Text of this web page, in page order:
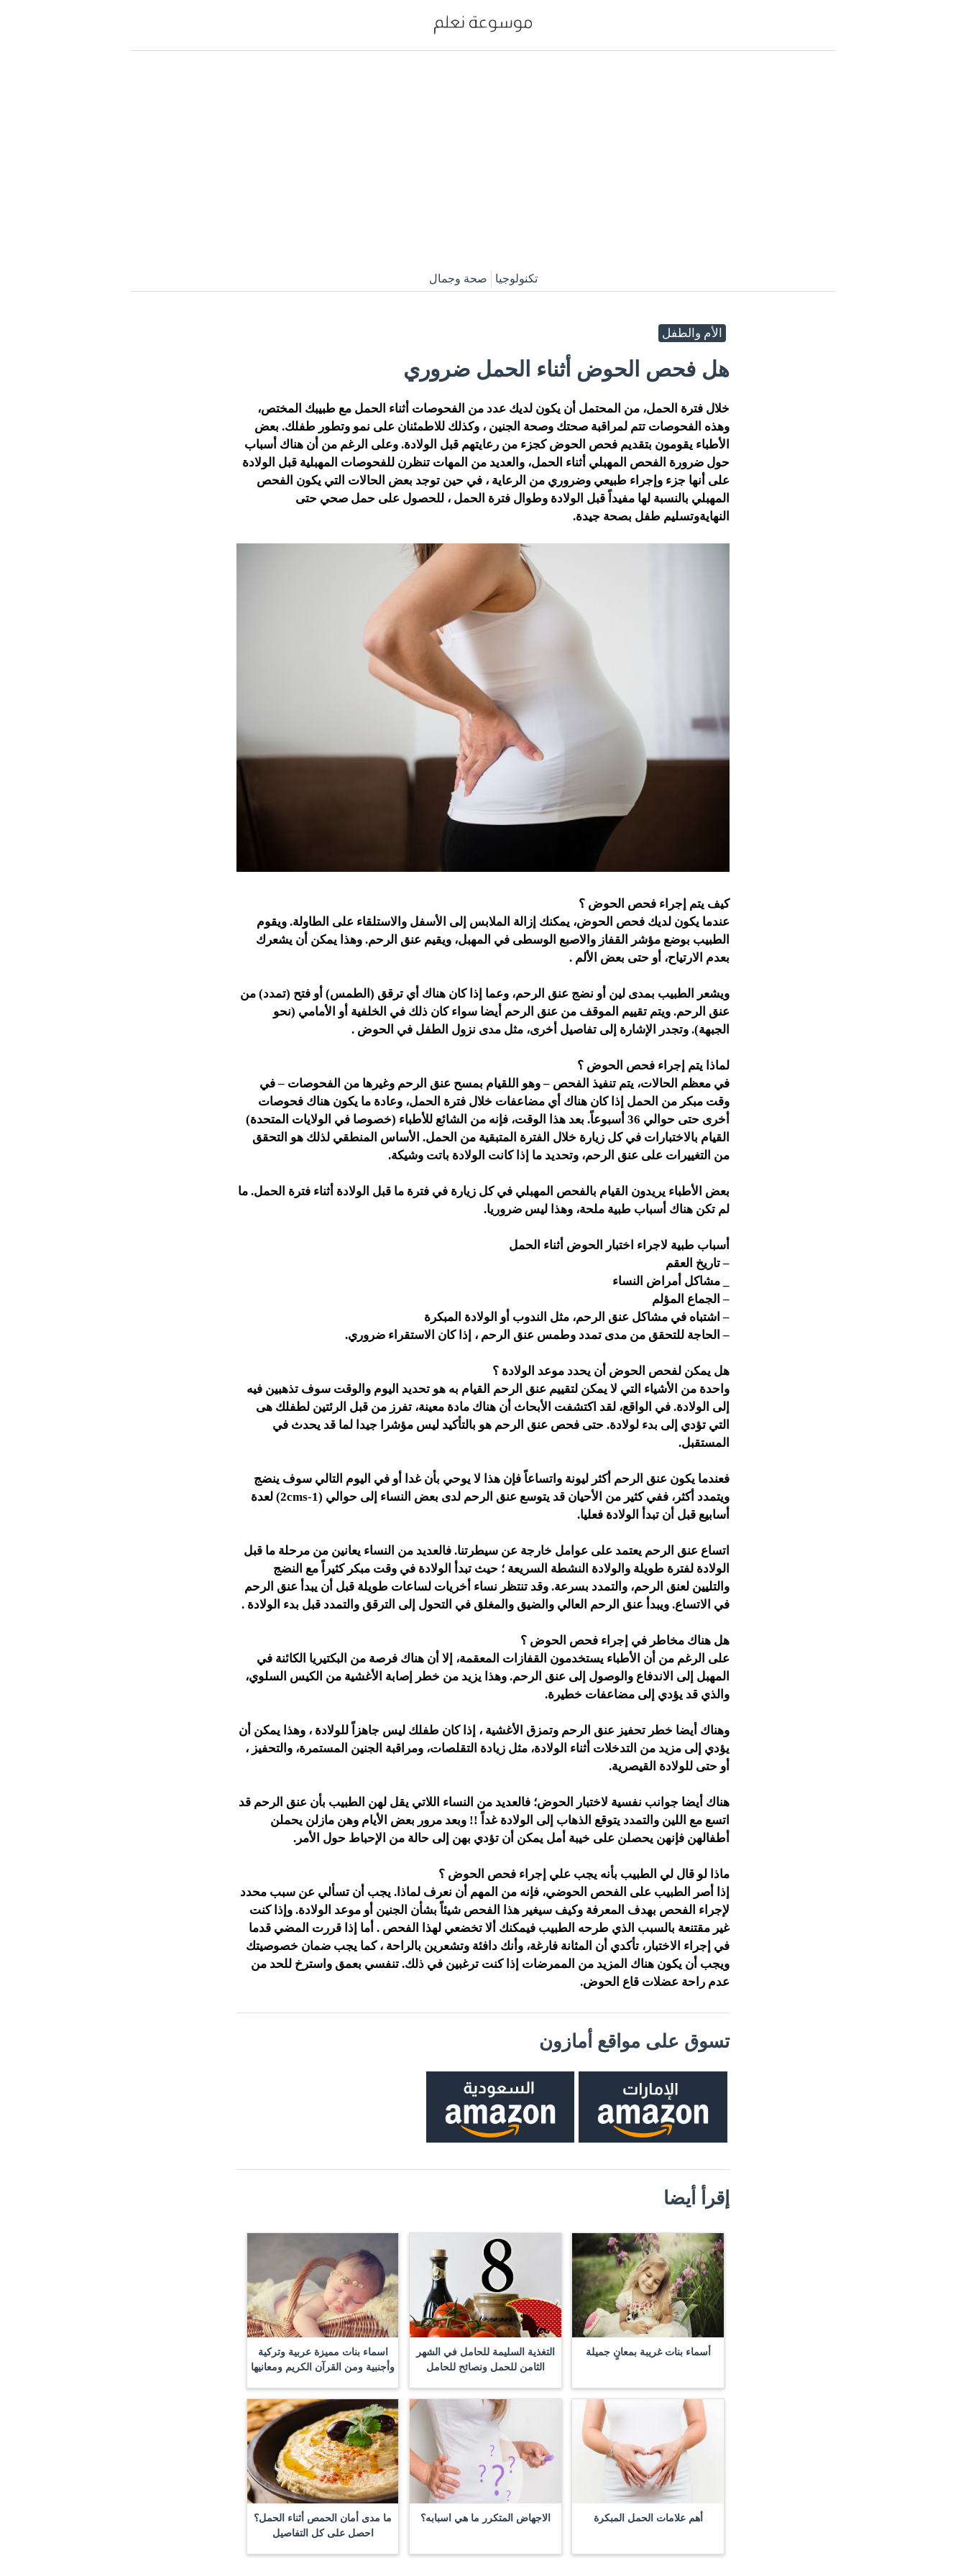
تكنولوجيا صحة وجمال
الأم والطفل
هل فحص الحوض أثناء الحمل ضروري
خلال فترة الحمل، من المحتمل أن يكون لديك عدد من الفحوصات أثناء الحمل مع طبيبك المختص،
وهذه الفحوصات تتم لمراقبة صحتك وصحة الجنين ، وكذلك للاطمئنان على نمو وتطور طفلك. بعض
الأطباء يقومون بتقديم فحص الحوض كجزء من رعايتهم قبل الولادة. وعلى الرغم من أن هناك أسباب
حول ضرورة الفحص المهبلي أثناء الحمل، والعديد من المهات تنظرن للفحوصات المهبلية قبل الولادة
على أنها جزء وإجراء طبيعي وضروري من الرعاية ، في حين توجد بعض الحالات التي يكون الفحص
المهبلي بالنسبة لها مفيداً قبل الولادة وطوال فترة الحمل ، للحصول على حمل صحي حتى
النهايةوتسليم طفل بصحة جيدة.
كيف يتم إجراء فحص الحوض ؟
عندما يكون لديك فحص الحوض، يمكنك إزالة الملابس إلى الأسفل والاستلقاء على الطاولة. ويقوم
الطبيب بوضع مؤشر القفاز والاصبع الوسطى في المهبل، ويقيم عنق الرحم. وهذا يمكن أن يشعرك
بعدم الارتياح، أو حتى بعض الألم .
ويشعر الطبيب بمدى لين أو نضج عنق الرحم، وعما إذا كان هناك أي ترقق (الطمس) أو فتح (تمدد) من
عنق الرحم. ويتم تقييم الموقف من عنق الرحم أيضا سواء كان ذلك في الخلفية أو الأمامي (نحو
الجبهة). وتجدر الإشارة إلى تفاصيل أخرى، مثل مدى نزول الطفل في الحوض .
لماذا يتم إجراء فحص الحوض ؟
في معظم الحالات، يتم تنفيذ الفحص – وهو اللقيام بمسح عنق الرحم وغيرها من الفحوصات – في
وقت مبكر من الحمل إذا كان هناك أي مضاعفات خلال فترة الحمل، وعادة ما يكون هناك فحوصات
أخرى حتى حوالي 36 أسبوعاً. بعد هذا الوقت، فإنه من الشائع للأطباء (خصوصا في الولايات المتحدة)
القيام بالاختبارات في كل زيارة خلال الفترة المتبقية من الحمل. الأساس المنطقي لذلك هو التحقق
من التغييرات على عنق الرحم، وتحديد ما إذا كانت الولادة باتت وشيكة.
بعض الأطباء يريدون القيام بالفحص المهبلي في كل زيارة في فترة ما قبل الولادة أثناء فترة الحمل. ما
لم تكن هناك أسباب طبية ملحة، وهذا ليس ضروريا.
أسباب طبية لاجراء اختبار الحوض أثناء الحمل
– تاريخ العقم
_ مشاكل أمراض النساء
– الجماع المؤلم
– اشتباه في مشاكل عنق الرحم، مثل الندوب أو الولادة المبكرة
– الحاجة للتحقق من مدى تمدد وطمس عنق الرحم ، إذا كان الاستقراء ضروري.
هل يمكن لفحص الحوض أن يحدد موعد الولادة ؟
واحدة من الأشياء التي لا يمكن لتقييم عنق الرحم القيام به هو تحديد اليوم والوقت سوف تذهبين فيه
إلى الولادة. في الواقع، لقد اكتشفت الأبحاث أن هناك مادة معينة، تفرز من قبل الرئتين لطفلك هى
التي تؤدي إلى بدء لولادة. حتى فحص عنق الرحم هو بالتأكيد ليس مؤشرا جيدا لما قد يحدث في
المستقبل.
فعندما يكون عنق الرحم أكثر ليونة واتساعاً فإن هذا لا يوحي بأن غدا أو في اليوم التالي سوف ينضج
ويتمدد أكثر، ففي كثير من الأحيان قد يتوسع عنق الرحم لدى بعض النساء إلى حوالي (1-2cms) لعدة
أسابيع قبل أن تبدأ الولادة فعليا.
اتساع عنق الرحم يعتمد على عوامل خارجة عن سيطرتنا. فالعديد من النساء يعانين من مرحلة ما قبل
الولادة لفترة طويلة والولادة النشطة السريعة ؛ حيث تبدأ الولادة في وقت مبكر كثيراً مع النضج
والتليين لعنق الرحم، والتمدد بسرعة. وقد تنتظر نساء أخريات لساعات طويلة قبل أن يبدأ عنق الرحم
في الاتساع. ويبدأ عنق الرحم العالي والضيق والمغلق في التحول إلى الترقق والتمدد قبل بدء الولادة .
هل هناك مخاطر في إجراء فحص الحوض ؟
على الرغم من أن الأطباء يستخدمون القفازات المعقمة، إلا أن هناك فرصة من البكتيريا الكائنة في
المهبل إلى الاندفاع والوصول إلى عنق الرحم. وهذا يزيد من خطر إصابة الأغشية من الكيس السلوي،
والذي قد يؤدي إلى مضاعفات خطيرة.
وهناك أيضا خطر تحفيز عنق الرحم وتمزق الأغشية ، إذا كان طفلك ليس جاهزاً للولادة ، وهذا يمكن أن
يؤدي إلى مزيد من التدخلات أثناء الولادة، مثل زيادة التقلصات، ومراقبة الجنين المستمرة، والتحفيز ،
أو حتى للولادة القيصرية.
هناك أيضا جوانب نفسية لاختبار الحوض؛ فالعديد من النساء اللاتي يقل لهن الطبيب بأن عنق الرحم قد
اتسع مع اللين والتمدد يتوقع الذهاب إلى الولادة غداً !! وبعد مرور بعض الأيام وهن مازلن يحملن
أطفالهن فإنهن يحصلن على خيبة أمل يمكن أن تؤدي بهن إلى حالة من الإحباط حول الأمر.
ماذا لو قال لي الطبيب بأنه يجب علي إجراء فحص الحوض ؟
إذا أصر الطبيب على الفحص الحوضي، فإنه من المهم أن نعرف لماذا. يجب أن تسألي عن سبب محدد
لإجراء الفحص بهدف المعرفة وكيف سيغير هذا الفحص شيئاً بشأن الجنين أو موعد الولادة. وإذا كنت
غير مقتنعة بالسبب الذي طرحه الطبيب فيمكنك ألا تخضعي لهذا الفحص . أما إذا قررت المضي قدما
في إجراء الاختبار، تأكدي أن المثانة فارغة، وأنك دافئة وتشعرين بالراحة ، كما يجب ضمان خصوصيتك
ويجب أن يكون هناك المزيد من الممرضات إذا كنت ترغبين في ذلك. تنفسي بعمق واسترخ للحد من
عدم راحة عضلات قاع الحوض.
تسوق على مواقع أمازون
إقرأ أيضا
أسماء بنات غريبة بمعانٍ جميلة
التغذية السليمة للحامل في الشهر
الثامن للحمل ونصائح للحامل
اسماء بنات مميزة عربية وتركية
وأجنبية ومن القرآن الكريم ومعانيها
أهم علامات الحمل المبكرة الاجهاض المتكرر ما هي اسبابه؟
ما مدى أمان الحمص أثناء الحمل؟
احصل على كل التفاصيل